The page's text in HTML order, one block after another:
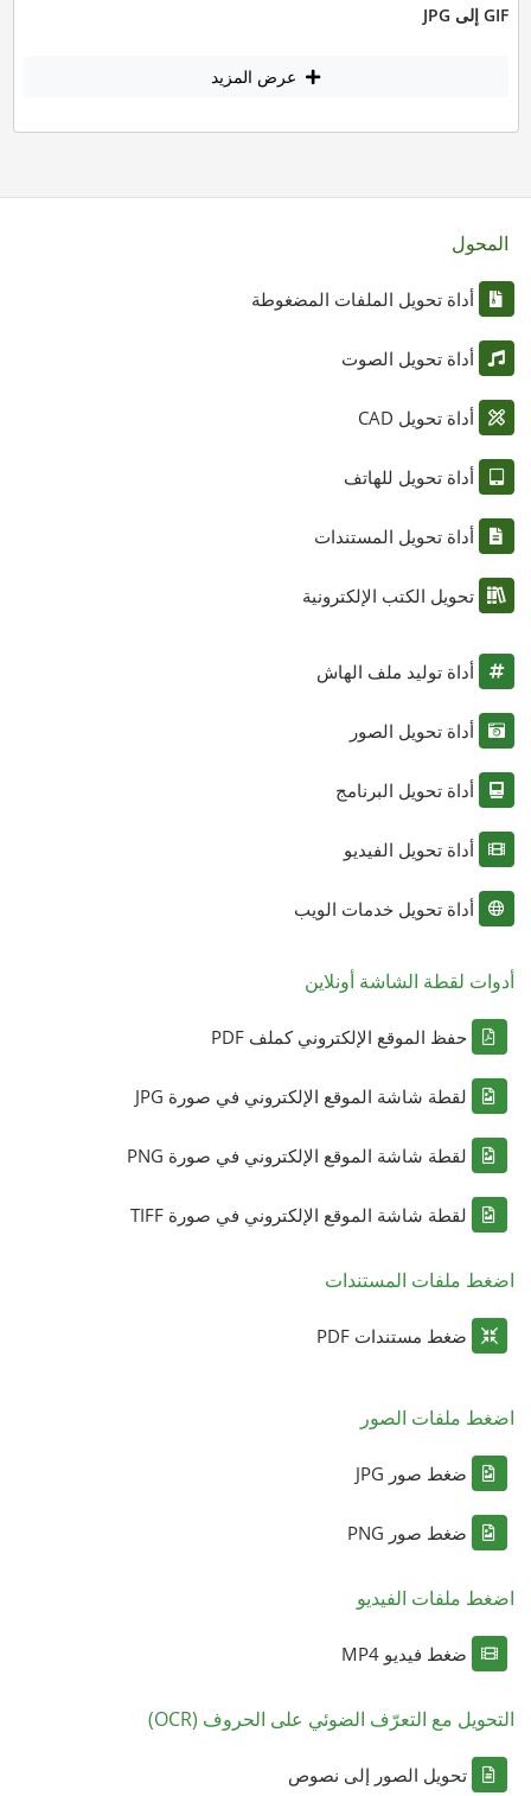
GIF إلى JPG
عرض المزيد
المحول
أداة تحويل الملفات المضغوطة
أداة تحويل الصوت
أداة تحويل CAD
أداة تحويل للهاتف
أداة تحويل المستندات
تحويل الكتب الإلكترونية
أداة توليد ملف الهاش
أداة تحويل الصور
أداة تحويل البرنامج
أداة تحويل الفيديو
أداة تحويل خدمات الويب
أدوات لقطة الشاشة أونلاين
حفظ الموقع الإلكتروني كملف PDF
لقطة شاشة الموقع الإلكتروني في صورة JPG
لقطة شاشة الموقع الإلكتروني في صورة PNG
لقطة شاشة الموقع الإلكتروني في صورة TIFF
اضغط ملفات المستندات
ضغط مستندات PDF
اضغط ملفات الصور
ضغط صور JPG
ضغط صور PNG
اضغط ملفات الفيديو
ضغط فيديو MP4
التحويل مع التعرّف الضوئي على الحروف (OCR)
تحويل الصور إلى نصوص